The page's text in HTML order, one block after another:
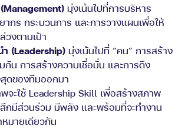
มุ่งเน้นไปที่การบริหาร
กร กระบวนการ และการวางแผนเพื่อให้
วงตามเป้า
(Leadership) มุ่งเน้นไปที่ “คน” การสร้าง
น การสร้างความเชื่อมั่น และการดึง
ดของทีมออกมา
จะใช้ Leadership Skill เพื่อสร้างสภาพ
กมีส่วนร่วม มีพลัง และพร้อมที่จะทำงาน
หมายเดียวกัน